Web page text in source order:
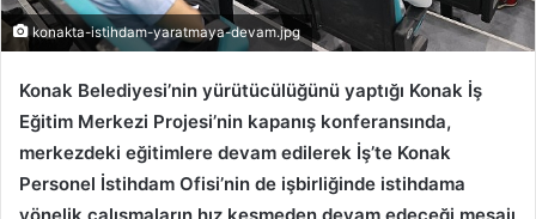
konakta-istihdam-yaratmaya-devam.jpg
Konak Belediyesi’nin yürütücülüğünü yaptığı Konak İş
Eğitim Merkezi Projesi’nin kapanış konferansında,
merkezdeki eğitimlere devam edilerek İş’te Konak
Personel İstihdam Ofisi’nin de işbirliğinde istihdama